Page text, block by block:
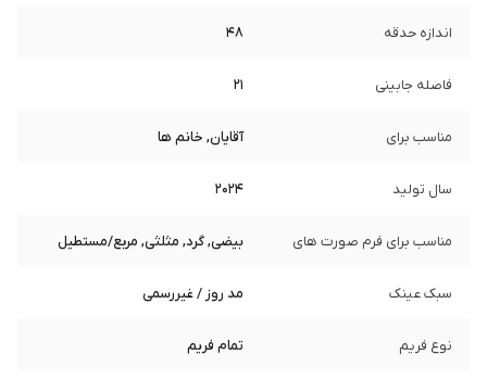
اندازه حدقه 48
فاصله جابینی 21
مناسب برای آقایان, خانم ها
سال تولید 2024
مناسب برای فرم صورت های بیضی, گرد, مثلثی, مربع/مستطیل
سبک عینک مد روز / غیررسمی
نوع فریم تمام فریم